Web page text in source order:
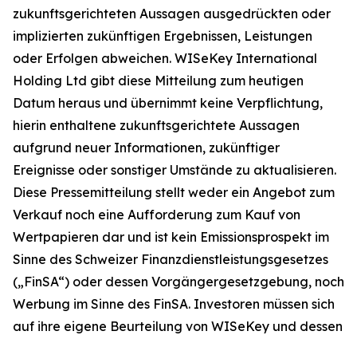
zukunftsgerichteten Aussagen ausgedrückten oder
implizierten zukünftigen Ergebnissen, Leistungen
oder Erfolgen abweichen. WISeKey International
Holding Ltd gibt diese Mitteilung zum heutigen
Datum heraus und übernimmt keine Verpflichtung,
hierin enthaltene zukunftsgerichtete Aussagen
aufgrund neuer Informationen, zukünftiger
Ereignisse oder sonstiger Umstände zu aktualisieren.
Diese Pressemitteilung stellt weder ein Angebot zum
Verkauf noch eine Aufforderung zum Kauf von
Wertpapieren dar und ist kein Emissionsprospekt im
Sinne des Schweizer Finanzdienstleistungsgesetzes
(„FinSA“) oder dessen Vorgängergesetzgebung, noch
Werbung im Sinne des FinSA. Investoren müssen sich
auf ihre eigene Beurteilung von WISeKey und dessen